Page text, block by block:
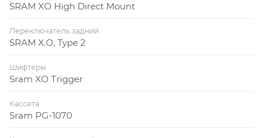
SRAM XO High Direct Mount
Переключатель задний
SRAM X.O, Type 2
Шифтеры
Sram XO Trigger
Кассета
Sram PG-1070